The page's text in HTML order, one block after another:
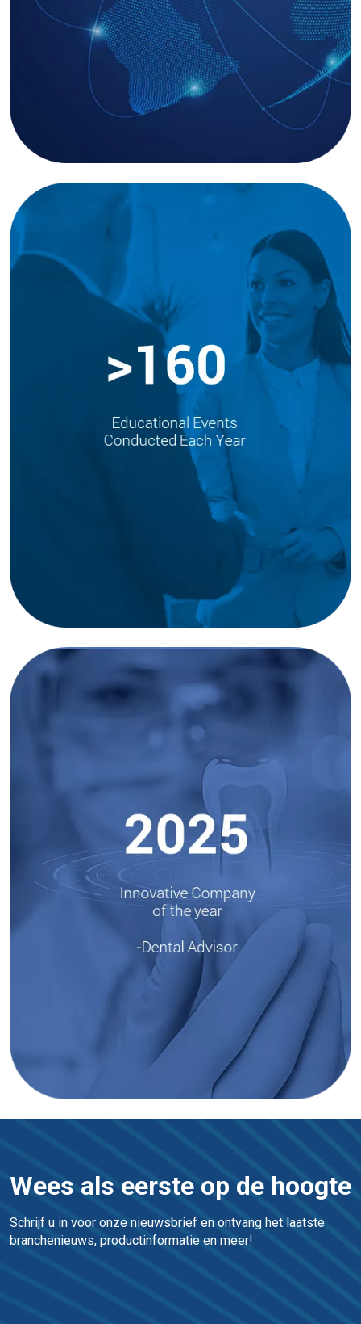
Wees als eerste op de hoogte
Schrijf u in voor onze nieuwsbrief en ontvang het laatste
branchenieuws, productinformatie en meer!